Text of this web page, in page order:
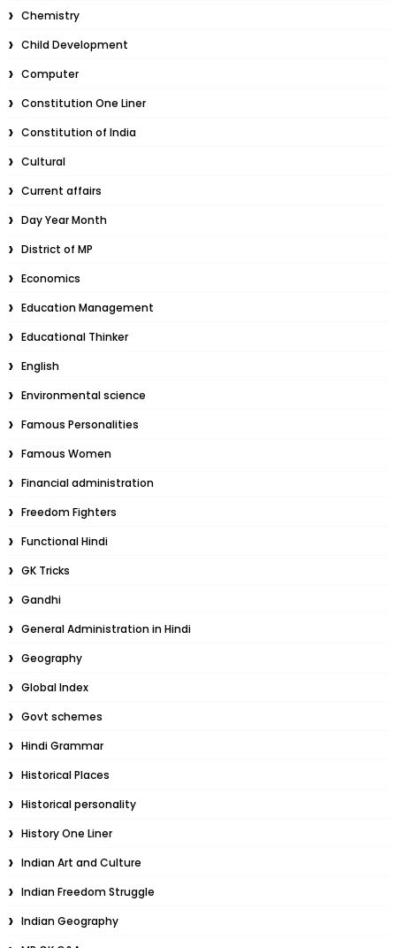
Chemistry
Child Development
Computer
Constitution One Liner
Constitution of India
Cultural
Current affairs
Day Year Month
District of MP
Economics
Education Management
Educational Thinker
English
Environmental science
Famous Personalities
Famous Women
Financial administration
Freedom Fighters
Functional Hindi
GK Tricks
Gandhi
General Administration in Hindi
Geography
Global Index
Govt schemes
Hindi Grammar
Historical Places
Historical personality
History One Liner
Indian Art and Culture
Indian Freedom Struggle
Indian Geography